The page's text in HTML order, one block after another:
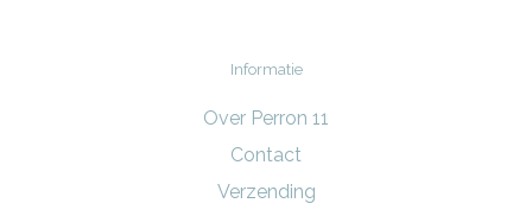
Informatie
Over Perron 11
Contact
Verzending